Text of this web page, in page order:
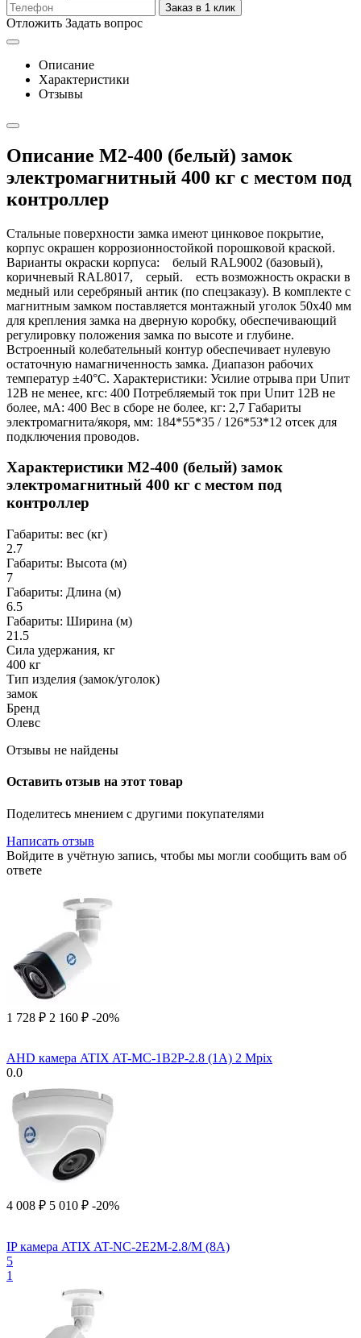
Заказ в 1 клик
Отложить Задать вопрос
Описание
Характеристики
Отзывы
Описание М2-400 (белый) замок
электромагнитный 400 кг с местом под
контроллер
Стальные поверхности замка имеют цинковое покрытие,
корпус окрашен коррозионностойкой порошковой краской.
Варианты окраски корпуса: белый RAL9002 (базовый),
коричневый RAL8017, серый. есть возможность окраски в
медный или серебряный антик (по спецзаказу). В комплекте с
магнитным замком поставляется монтажный уголок 50х40 мм
для крепления замка на дверную коробку, обеспечивающий
регулировку положения замка по высоте и глубине.
Встроенный колебательный контур обеспечивает нулевую
остаточную намагниченность замка. Диапазон рабочих
температур ±40°С. Характеристики: Усилие отрыва при Uпит
12В не менее, кгс: 400 Потребляемый ток при Uпит 12В не
более, мА: 400 Вес в сборе не более, кг: 2,7 Габариты
электромагнита/якоря, мм: 184*55*35 / 126*53*12 отсек для
подключения проводов.
Характеристики М2-400 (белый) замок
электромагнитный 400 кг с местом под
контроллер
Габариты: вес (кг)
2.7
Габариты: Высота (м)
7
Габариты: Длина (м)
6.5
Габариты: Ширина (м)
21.5
Сила удержания, кг
400 кг
Тип изделия (замок/уголок)
замок
Бренд
Олевс
Отзывы не найдены
Оставить отзыв на этот товар
Поделитесь мнением с другими покупателями
Написать отзыв
Войдите в учётную запись, чтобы мы могли сообщить вам об
ответе
1 728 ₽ 2 160 ₽ -20%
AHD камера ATIX AT-MC-1B2P-2.8 (1A) 2 Mpix
0.0
4 008 ₽ 5 010 ₽ -20%
IP камера ATIX AT-NC-2E2M-2.8/M (8A)
5
1